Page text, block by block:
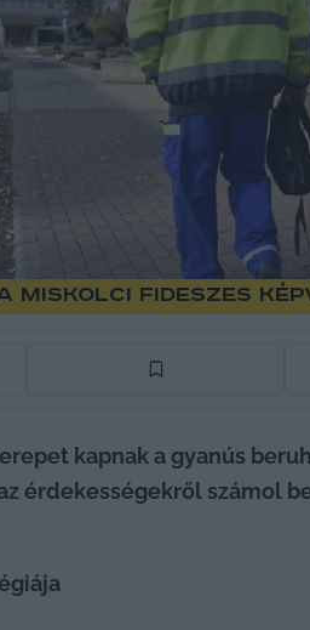
miskolci fideszes
kapnak a gyanús
érdekességekről számol